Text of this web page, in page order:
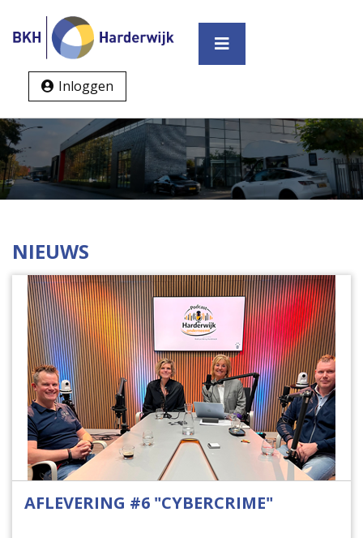
Inloggen
NIEUWS
AFLEVERING #6 "CYBERCRIME"